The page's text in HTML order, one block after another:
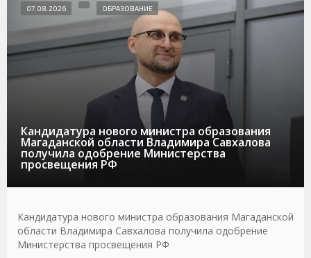
Кандидатура нового министра образования
Магаданской области Владимира Савхалова
получила одобрение Министерства
просвещения РФ
07.08.2026 ОБРАЗОВАНИЕ
Кандидатура нового министра образования Магаданской
области Владимира Савхалова получила одобрение
Министерства просвещения РФ